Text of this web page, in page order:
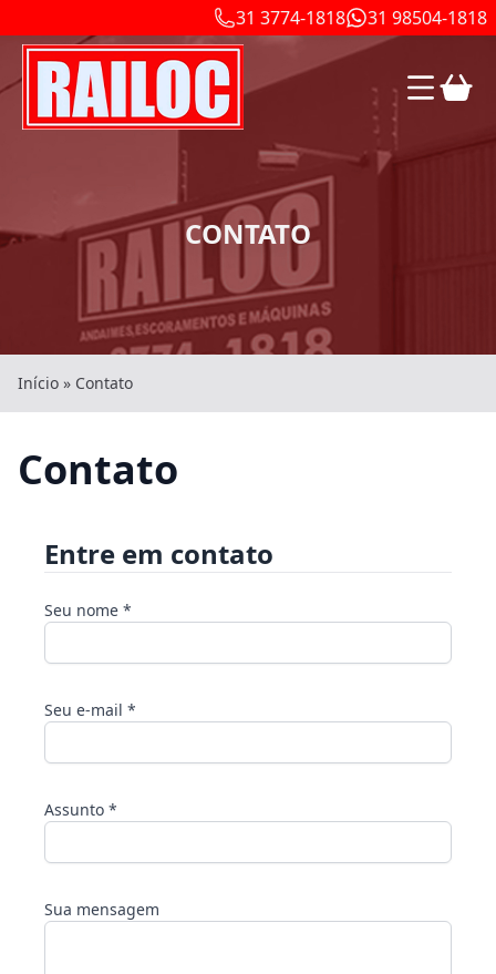
31 3774-1818 31 98504-1818
CONTATO
Início » Contato
Contato
Entre em contato
Seu nome *
Seu e-mail *
Assunto *
Sua mensagem